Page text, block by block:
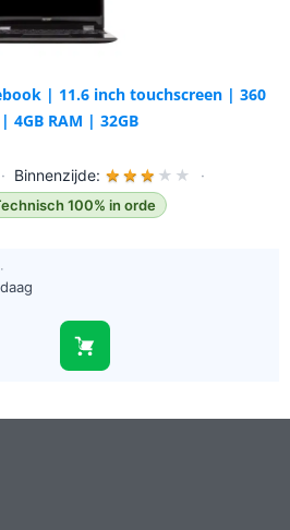
| 11.6 inch touchscreen | 360
4GB RAM | 32GB
· Binnenzijde: ★ ★ ★ ★ ★
·
100% in orde
·